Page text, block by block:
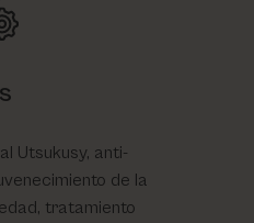
Utsukusy, anti-
de la
tratamiento